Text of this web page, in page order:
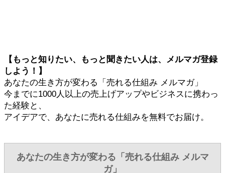
【もっと知りたい、もっと聞きたい人は、メルマガ登録
しよう！】
あなたの生き方が変わる「売れる仕組み メルマガ」
今までに1000人以上の売上げアップやビジネスに携わっ
た経験と、
アイデアで、あなたに売れる仕組みを無料でお届け。
あなたの生き方が変わる「売れる仕組み メルマ
ガ」